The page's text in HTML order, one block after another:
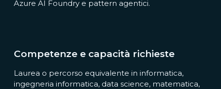
Azure AI Foundry e pattern agentici.
Competenze e capacità richieste
Laurea o percorso equivalente in informatica,
ingegneria informatica, data science, matematica,